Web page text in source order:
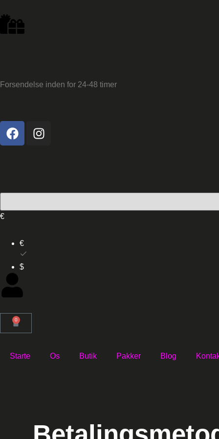
Forsendelse inden for 24-48 timer
€
€
$
0
Starte Os Butik Pakker Blog